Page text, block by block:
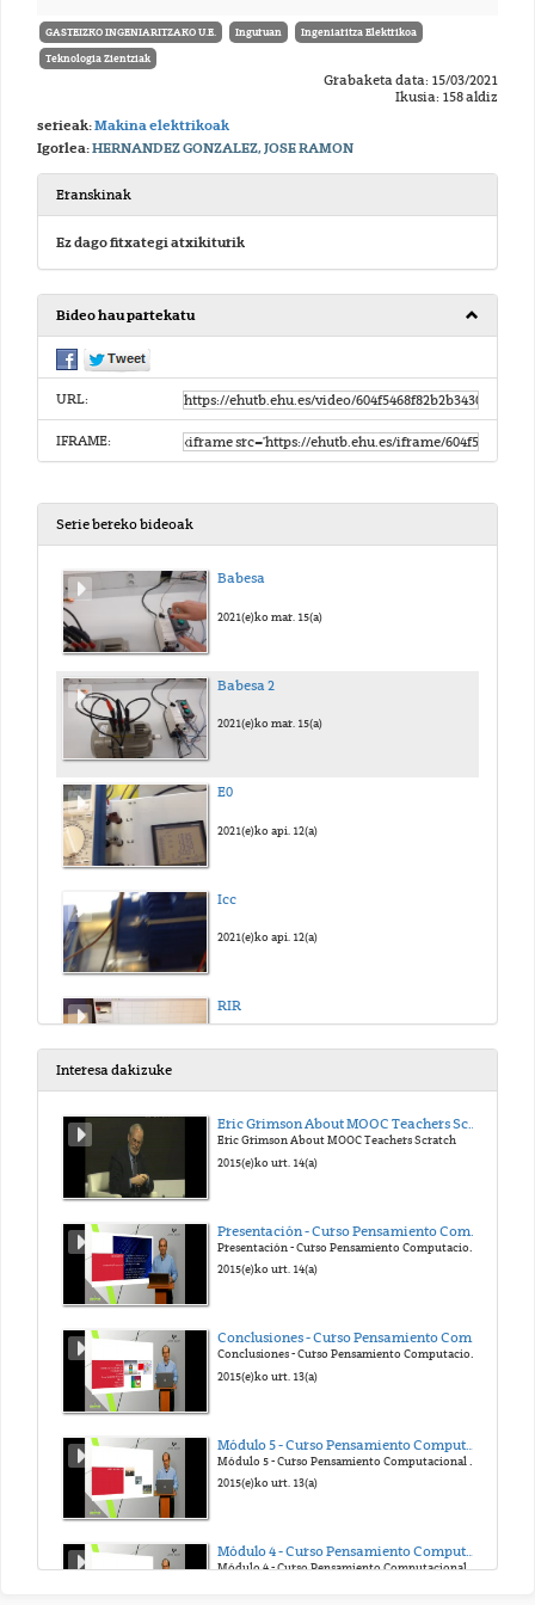
GASTEIZKO INGENIARITZAKO U.E. Inguruan Ingeniaritza Elektrikoa
Teknologia Zientziak
Grabaketa data: 15/03/2021
Ikusia: 158 aldiz
serieak:Makina elektrikoak
Igorlea:HERNANDEZ GONZALEZ, JOSE RAMON
Eranskinak
Ez dago fitxategi atxikiturik
Bideo hau partekatu
URL:
IFRAME:
Serie bereko bideoak
Babesa
2021(e)ko mar. 15(a)
Babesa 2
2021(e)ko mar. 15(a)
E0
2021(e)ko api. 12(a)
Icc
2021(e)ko api. 12(a)
RIR
Interesa dakizuke
Eric Grimson About MOOC Teachers Scratch
Eric Grimson About MOOC Teachers Scratch
2015(e)ko urt. 14(a)
Presentación - Curso Pensamiento Computacional en la Escuela
2015(e)ko urt. 14(a)
Conclusiones - Curso Pensamiento Computacional en la Escuela
Conclusiones - Curso Pensamiento Computacional en la Escuela
2015(e)ko urt. 13(a)
Módulo 5 - Curso Pensamiento Computacional en la Escuela
2015(e)ko urt. 13(a)
Módulo 4 - Curso Pensamiento Computacional en la Escuela
Módulo 4 - Curso Pensamiento Computacional en la Escuela